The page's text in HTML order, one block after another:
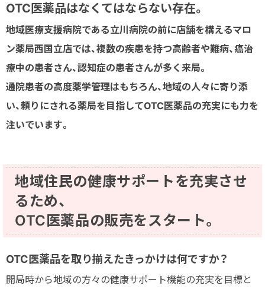
OTC医薬品はなくてはならない存在。
地域医療支援病院である立川病院の前に店舗を構えるマロ
ン薬局西国立店では、複数の疾患を持つ高齢者や難病、癌治
療中の患者さん、認知症の患者さんが多く来局。
通院患者の高度薬学管理はもちろん、地域の人々に寄り添
い、頼りにされる薬局を目指してOTC医薬品の充実にも力を
注いでいます。
地域住民の健康サポートを充実させ
るため、
OTC医薬品の販売をスタート。
OTC医薬品を取り揃えたきっかけは何ですか？
開局時から地域の方々の健康サポート機能の充実を目標と